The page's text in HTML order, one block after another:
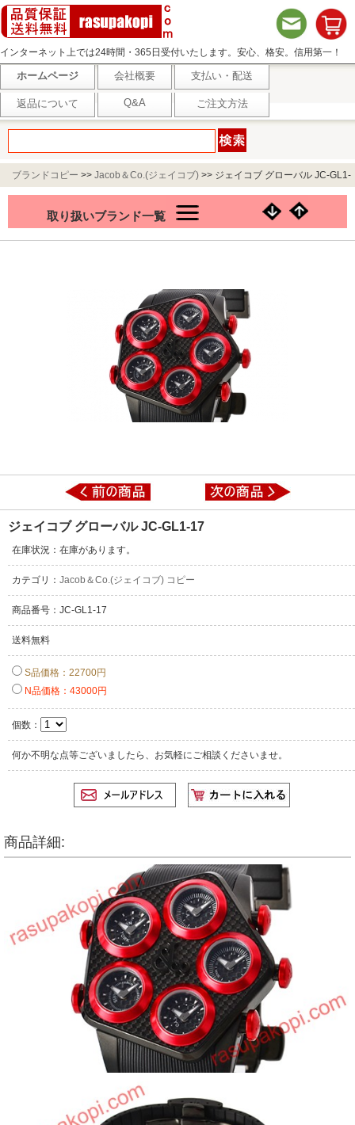
インターネット上では24時間・365日受付いたします。安心、格安。信用第一！
ホームページ 会社概要 支払い・配送
返品について Q&A ご注文方法
ブランドコピー >> Jacob＆Co.(ジェイコブ) >> ジェイコブ グローバル JC-GL1-
取り扱いブランド一覧
ジェイコブ グローバル JC-GL1-17
在庫状況：在庫があります。
カテゴリ： Jacob＆Co.(ジェイコブ) コピー
商品番号：JC-GL1-17
送料無料
S品価格：22700円
N品価格：43000円
個数：
何か不明な点等ございましたら、お気軽にご相談くださいませ。
商品詳細: